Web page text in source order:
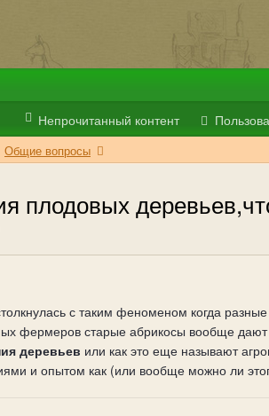
Непрочитанный контент
Общие вопросы
плодовых
с таким феноменом когда
фермеров старые абрикосы вообще
деревьев или как это еще называют
и опытом как (или вообще можно ли